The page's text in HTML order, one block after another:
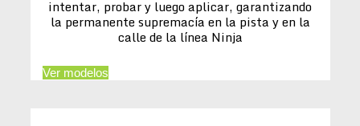
intentar, probar y luego aplicar, garantizando
la permanente supremacía en la pista y en la
calle de la línea Ninja
Ver modelos